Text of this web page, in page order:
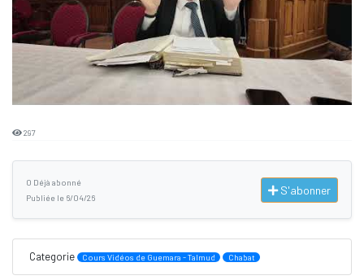
297
0 Déjà abonné
Publiée le 6/04/26
S'abonner
Categorie Cours Vidéos de Guemara - Talmud Chabat